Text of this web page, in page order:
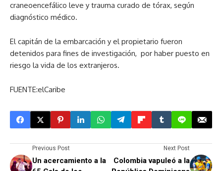
craneoencefálico leve y trauma curado de tórax, según
diagnóstico médico.
El capitán de la embarcación y el propietario fueron
detenidos para fines de investigación, por haber puesto en
riesgo la vida de los extranjeros.
FUENTE:elCaribe
Previous Post
Un acercamiento a la
Next Post
Colombia vapuleó a la